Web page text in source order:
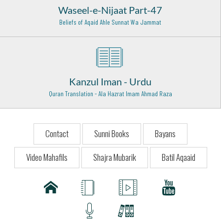
Hazrat Khawaja Habib Ajami Rehmat Ullah Alaih
Hazrat Khawaja Arif Riwgari Razi Allah Anhu
Hazrat Khawaja Banda Nawaz Gaisu Daraz (Rehmat ullah
Hazrat Khwaja Abul Qaasim Gurgani Rehmat Ullah Alaih
Gurgan (Iran) - 23
Hazrat Shah Abdul Aziz Muhaddis Dhelwi Rehmat Ullah
Alaih
Delhi - 7
Hazrat Khawaja Ghulam Fareed Rehmat ullah alaih
Kot Mithan - 9
Hazrat Mohiuddin Ibn-e-Arabi Rehmat ullah alaih
Waseel-e-Nijaat Part-47
Beliefs of Aqaid Ahle Sunnat Wa Jammat
Kanzul Iman - Urdu
Quran Translation - Ala Hazrat Imam Ahmad Raza
Contact Sunni Books
Bayans
Video Mahafils
Shajra Mubarik Batil Aqaaid